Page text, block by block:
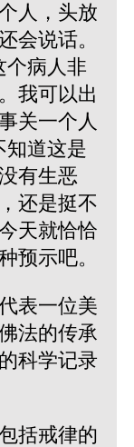
人，头放
会说话。
个病人非
我可以出
关一个人
知道这是
有生恶
还是挺不
天就恰恰
预示吧。
表一位美
法的传承
科学记录
括戒律的